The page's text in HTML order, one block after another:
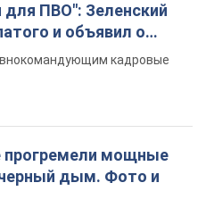
ПВО": Зеленский
и объявил о
кадровые
прогремели мощные
дым. Фото и